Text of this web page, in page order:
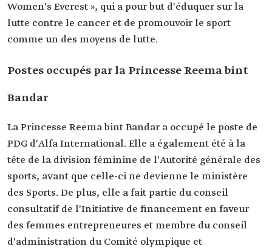
Women's Everest », qui a pour but d'éduquer sur la
lutte contre le cancer et de promouvoir le sport
comme un des moyens de lutte.
Postes occupés par la Princesse Reema bint
Bandar
La Princesse Reema bint Bandar a occupé le poste de
PDG d'Alfa International. Elle a également été à la
tête de la division féminine de l'Autorité générale des
sports, avant que celle-ci ne devienne le ministère
des Sports. De plus, elle a fait partie du conseil
consultatif de l'Initiative de financement en faveur
des femmes entrepreneures et membre du conseil
d'administration du Comité olympique et